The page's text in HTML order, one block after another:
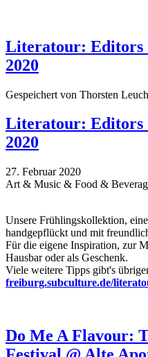
Literatour: Editors
2020
Gespeichert von Thorsten
Literatour: Editors
2020
27. Februar 2020
Art & Music & Food &
Unsere Frühlingskollektion,
handgepflückt und mit
Für die eigene Inspiration, zur
Hausbar oder als Geschenk.
Viele weitere Tipps gibt's
freiburg.subculture.de/
Do Me A Flavour: